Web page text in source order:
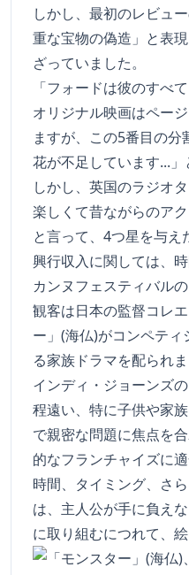
しかし、最初のレビュ
重な宝物の偽造」と表
ざっていました。
「フォードは彼のすべ
オリジナル映画はペー
ますが、この5番目の
花が不足しています...」
しかし、英国のラジオ
楽しくて昔ながらのア
と言って、4つ星を与え
興行収入に関しては、
カンヌフェスティバル
観客は日本の監督コレ
ー」(海仏)がコンペティ
る家族ドラマを配られま
インディ・ジョーンズ
程遠い、特に子供や家
で親密な問題に焦点を
的なフランチャイズに適
時間、タイミング、さ
は、主人公が手に負え
に取り組むにつれて、絵